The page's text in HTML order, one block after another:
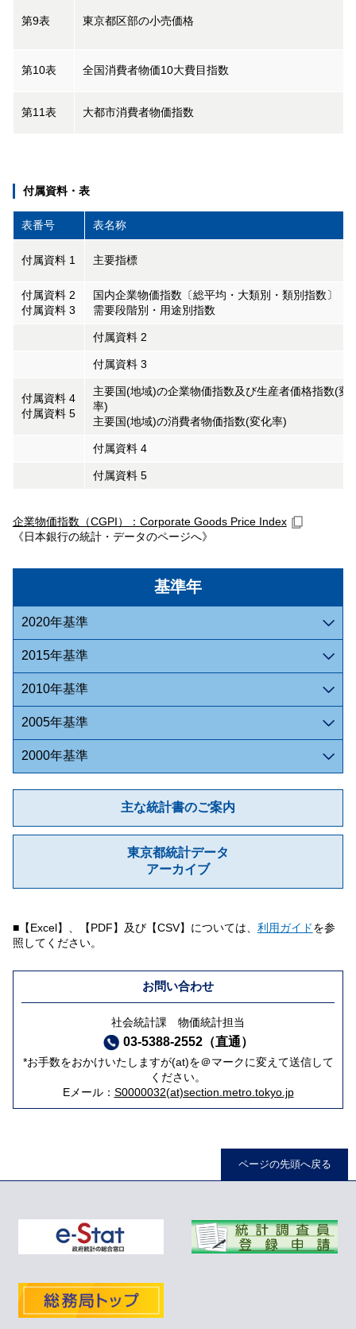
基準年
2020年基準
2015年基準
2010年基準
2005年基準
2000年基準
主な統計書のご案内
東京都統計データ
アーカイブ
第9表 東京都区部の小売価格
第10表 全国消費者物価10大費目指数
第11表 大都市消費者物価指数
付属資料・表
表番号 表名称
付属資料 1 主要指標
付属資料 2
付属資料 3
国内企業物価指数〔総平均・大類別・類別指数〕
需要段階別・用途別指数
付属資料 2
付属資料 3
付属資料 4
付属資料 5
主要国(地域)の企業物価指数及び生産者価格指数(変
率)
主要国(地域)の消費者物価指数(変化率)
付属資料 4
付属資料 5
企業物価指数（CGPI）：Corporate Goods Price Index
《日本銀行の統計・データのページへ》
■【Excel】、【PDF】及び【CSV】については、 利用ガイドを参
照してください。
お問い合わせ
社会統計課 物価統計担当
03-5388-2552（直通）
*お手数をおかけいたしますが(at)を＠マークに変えて送信して
ください。
Eメール： S0000032(at)section.metro.tokyo.jp
ページの先頭へ戻る